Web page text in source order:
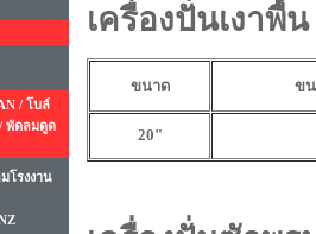
/ โบล์
พัดลมดูด
โรงงาน
เครื่องปั่นเงาพื้
ขนาด ขน
20"